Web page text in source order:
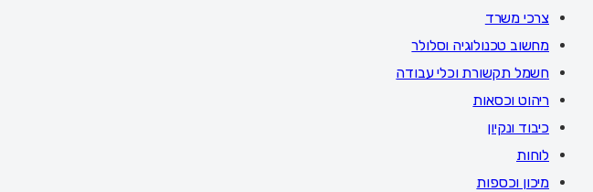
צרכי משרד
מחשוב טכנולוגיה וסלולר
חשמל תקשורת וכלי עבודה
ריהוט וכסאות
כיבוד ונקיון
לוחות
מיכון וכספות